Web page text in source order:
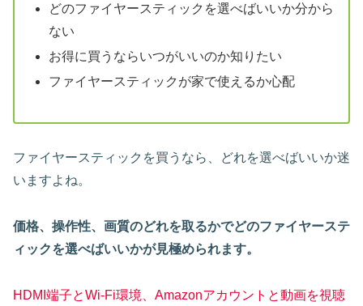
どのファイヤースティックを選べばいいか分から
ない
お得に買うならいつがいいのか知りたい
ファイヤースティックが家で使えるか心配
ファイヤースティックを買うなら、どれを選べばいいか迷
いますよね。
価格、操作性、画質のどれを取るかでどのファイヤーステ
ィックを選べばいいかが見極められます。
HDMI端子とWi-Fi環境、Amazonアカウントと動画を視聴